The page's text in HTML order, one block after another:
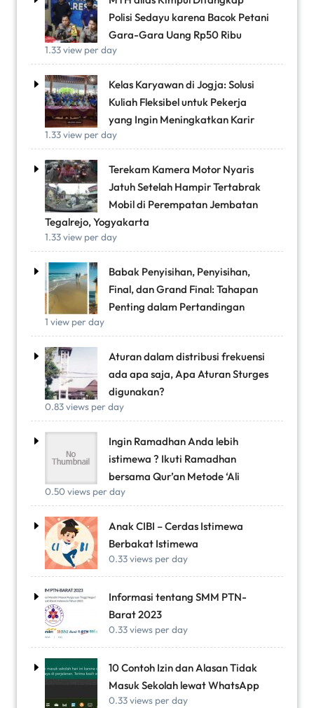
Polisi Sedayu karena Bacok Petani
Gara-Gara Uang Rp50 Ribu
1.33 view per day
Kelas Karyawan di Jogja: Solusi
Kuliah Fleksibel untuk Pekerja
yang Ingin Meningkatkan Karir
1.33 view per day
Terekam Kamera Motor Nyaris
Jatuh Setelah Hampir Tertabrak
Mobil di Perempatan Jembatan
Tegalrejo, Yogyakarta
1.33 view per day
Babak Penyisihan, Penyisihan,
Final, dan Grand Final: Tahapan
Penting dalam Pertandingan
1 view per day
Aturan dalam distribusi frekuensi
ada apa saja, Apa Aturan Sturges
digunakan?
0.83 views per day
Ingin Ramadhan Anda lebih
istimewa ? Ikuti Ramadhan
bersama Qur’an Metode ‘Ali
0.50 views per day
Anak CIBI – Cerdas Istimewa
Berbakat Istimewa
0.33 views per day
Informasi tentang SMM PTN-
Barat 2023
0.33 views per day
10 Contoh Izin dan Alasan Tidak
Masuk Sekolah lewat WhatsApp
0.33 views per day